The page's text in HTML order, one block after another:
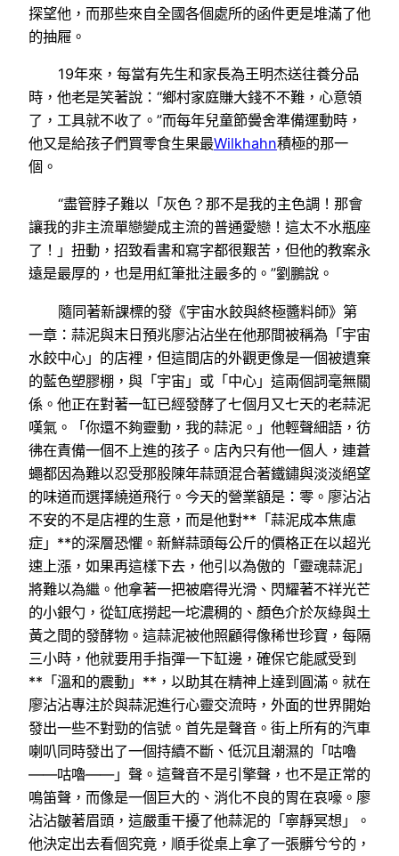
探望他，而那些來自全國各個處所的函件更是堆滿了他
的抽屜。
19年來，每當有先生和家長為王明杰送往養分品
時，他老是笑著說：“鄉村家庭賺大錢不不難，心意領
了，工具就不收了。”而每年兒童節黌舍準備運動時，
他又是給孩子們買零食生果最Wilkhahn積極的那一
個。
“盡管脖子難以「灰色？那不是我的主色調！那會
讓我的非主流單戀變成主流的普通愛戀！這太不水瓶座
了！」扭動，招致看書和寫字都很艱苦，但他的教案永
遠是最厚的，也是用紅筆批注最多的。”劉鵬說。
隨同著新課標的發《宇宙水餃與終極醬料師》第
一章：蒜泥與末日預兆廖沾沾坐在他那間被稱為「宇宙
水餃中心」的店裡，但這間店的外觀更像是一個被遺棄
的藍色塑膠棚，與「宇宙」或「中心」這兩個詞毫無關
係。他正在對著一缸已經發酵了七個月又七天的老蒜泥
嘆氣。「你還不夠靈動，我的蒜泥。」他輕聲細語，彷
彿在責備一個不上進的孩子。店內只有他一個人，連蒼
蠅都因為難以忍受那股陳年蒜頭混合著鐵鏽與淡淡絕望
的味道而選擇繞道飛行。今天的營業額是：零。廖沾沾
不安的不是店裡的生意，而是他對**「蒜泥成本焦慮
症」**的深層恐懼。新鮮蒜頭每公斤的價格正在以超光
速上漲，如果再這樣下去，他引以為傲的「靈魂蒜泥」
將難以為繼。他拿著一把被磨得光滑、閃耀著不祥光芒
的小銀勺，從缸底撈起一坨濃稠的、顏色介於灰綠與土
黃之間的發酵物。這蒜泥被他照顧得像稀世珍寶，每隔
三小時，他就要用手指彈一下缸邊，確保它能感受到
**「溫和的震動」**，以助其在精神上達到圓滿。就在
廖沾沾專注於與蒜泥進行心靈交流時，外面的世界開始
發出一些不對勁的信號。首先是聲音。街上所有的汽車
喇叭同時發出了一個持續不斷、低沉且潮濕的「咕嚕
——咕嚕——」聲。這聲音不是引擎聲，也不是正常的
鳴笛聲，而像是一個巨大的、消化不良的胃在哀嚎。廖
沾沾皺著眉頭，這嚴重干擾了他蒜泥的「寧靜冥想」。
他決定出去看個究竟，順手從桌上拿了一張髒兮兮的，